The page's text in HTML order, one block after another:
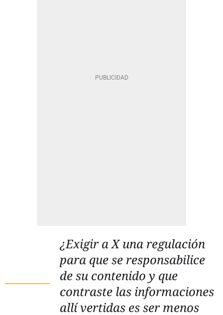
¿Exigir a X una regulación
para que se responsabilice
de su contenido y que
contraste las informaciones
allí vertidas es ser menos